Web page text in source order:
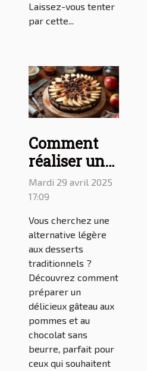
Laissez-vous tenter
par cette...
Comment
réaliser un
gâteau aux
pommes et
au chocolat
sans beurre :
une recette
pour un
cake allégé
Mardi 29 avril 2025
17:09
Vous cherchez une
alternative légère
aux desserts
traditionnels ?
Découvrez comment
préparer un
délicieux gâteau aux
pommes et au
chocolat sans
beurre, parfait pour
ceux qui souhaitent